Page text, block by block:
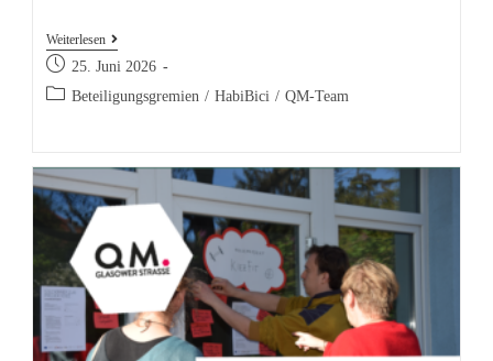
Weiterlesen
Quartiersratssitzung
mit
neuem
Beitrag
veröffentlicht:
25. Juni 2026
Beitrags-
Beteiligungsgremien / HabiBici / QM-Team